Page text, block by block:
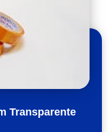
Transparente